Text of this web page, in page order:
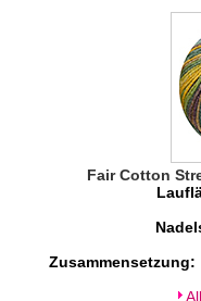
Fair Cotton
Zusammensetzung: